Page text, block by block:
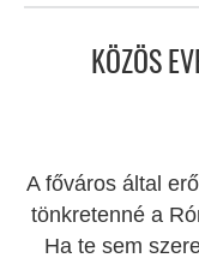
KÖZÖS
A főváros által
tönkretenné a
Ha te sem